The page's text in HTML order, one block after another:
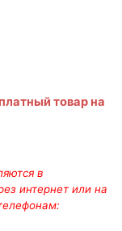
товар на
в
интернет или на